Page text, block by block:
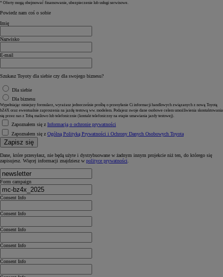
* Oferty mogą obejmować finansowanie, ubezpieczenie lub usługi serwisowe.
Powiedz nam coś o sobie
Imię
Nazwisko
E-mail
Szukasz Toyoty dla siebie czy dla swojego biznesu?
Dla siebie
Dla biznesu
Wypełniając niniejszy formularz, wyrażasz jednocześnie prośbę o przesyłanie Ci informacji handlowych związanych z nową Toyotą
bZ4X oraz ewentualnie zaproszenia na jazdę testową ww. modelem. Podajesz swoje dane osobowe celem umożliwienia skontaktowania
się przez nas z Tobą mailowo lub telefonicznie (kontakt telefoniczny na etapie umawiania jazdy testowej).
Zapoznałem się z Informacją o ochronie prywatności
Zapoznałem się z Ogólną Polityką Prywatności i Ochrony Danych Osobowych Toyota
Zapisz się
Dane, które przesyłasz, nie będą użyte i dystrybuowane w żadnym innym projekcie niż ten, do którego się
zapisujesz. Więcej informacji znajdziesz w polityce prywatności
Form campaign
Consent Info
Consent Info
Consent Info
Consent Info
Consent Info